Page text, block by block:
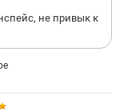
не привык к